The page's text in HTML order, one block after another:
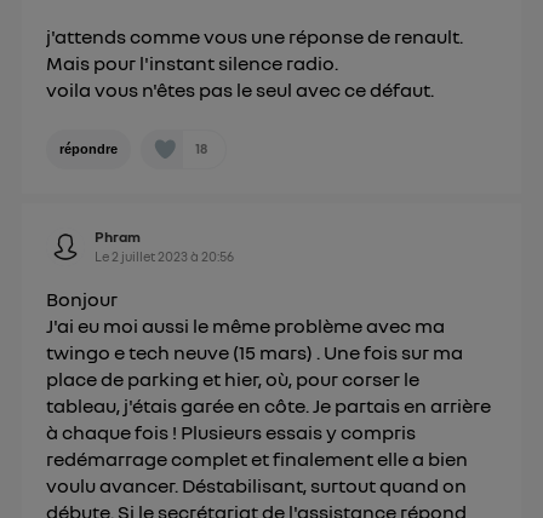
j'attends comme vous une réponse de renault.
Mais pour l'instant silence radio.
voila vous n'êtes pas le seul avec ce défaut.
répondre 18
Phram
Le 2 juillet 2023 à 20:56
Bonjour
J'ai eu moi aussi le même problème avec ma
twingo e tech neuve (15 mars) . Une fois sur ma
place de parking et hier, où, pour corser le
tableau, j'étais garée en côte. Je partais en arrière
à chaque fois ! Plusieurs essais y compris
redémarrage complet et finalement elle a bien
voulu avancer. Déstabilisant, surtout quand on
débute. Si le secrétariat de l'assistance répond